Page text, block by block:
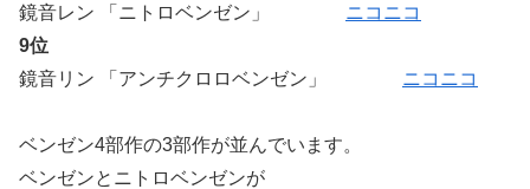
鏡音レン 「ニトロベンゼン」 ニコニコ
9位
鏡音リン 「アンチクロロベンゼン」 ニコニコ
ベンゼン4部作の3部作が並んでいます。
ベンゼンとニトロベンゼンが